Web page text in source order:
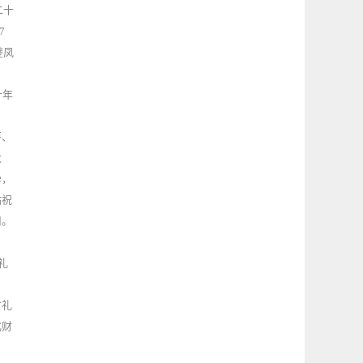
十
凤
年